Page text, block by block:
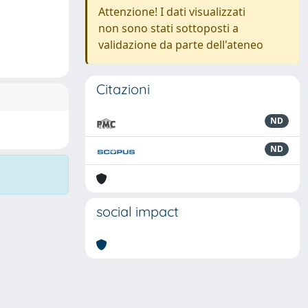
Attenzione! I dati visualizzati
non sono stati sottoposti a
validazione da parte dell'ateneo
Citazioni
ND
ND
social impact